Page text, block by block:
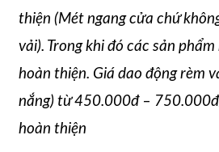
thiện (Mét ngang cửa chứ
vải). Trong khi đó các sản
hoàn thiện. Giá dao động rèm
nắng) từ 450.000đ –
hoàn thiện